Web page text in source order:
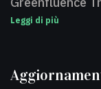
Leggi di più